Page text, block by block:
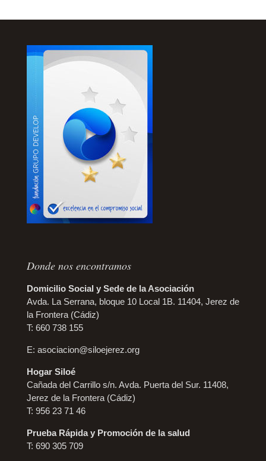
Donde nos encontramos
Domicilio Social y Sede de la Asociación
Avda. La Serrana, bloque 10 Local 1B. 11404, Jerez de
la Frontera (Cádiz)
T: 660 738 155
E: asociacion@siloejerez.org
Hogar Siloé
Cañada del Carrillo s/n. Avda. Puerta del Sur. 11408,
Jerez de la Frontera (Cádiz)
T: 956 23 71 46
Prueba Rápida y Promoción de la salud
T: 690 305 709